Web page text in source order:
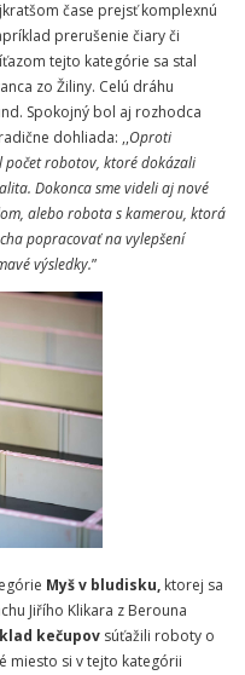
čase prejsť komplexnú
prerušenie čiary či
tejto kategórie sa stal
zo Žiliny. Celú dráhu
Spokojný bol aj rozhodca
dohliada: ,,Oproti
robotov, ktoré dokázali
Dokonca sme videli aj nové
alebo robota s kamerou, ktorá
popracovať na vylepšení
výsledky.”
Myš v bludisku, ktorej sa
Jiřího Klikara z Berouna
kečupov súťažili roboty o
miesto si v tejto kategórii